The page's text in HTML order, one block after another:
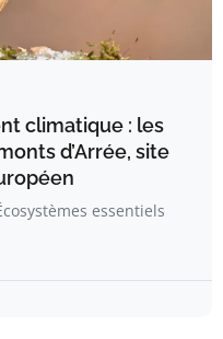
climatique : les
d’Arrée, site
essentiels